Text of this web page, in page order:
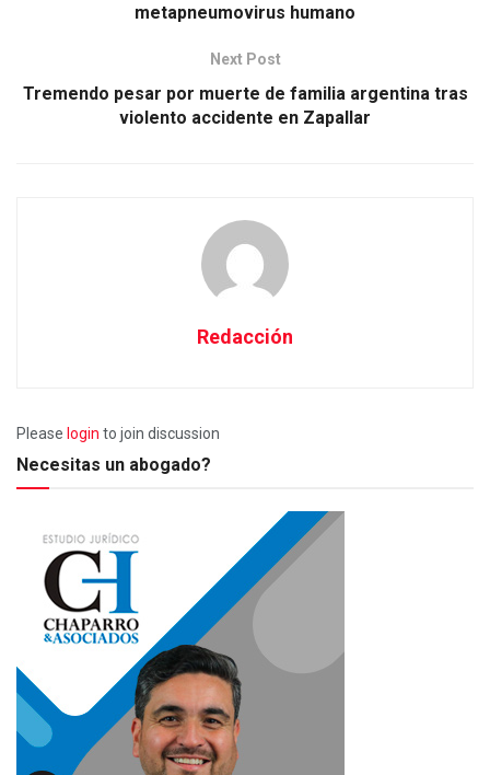
metapneumovirus humano
Next Post
Tremendo pesar por muerte de familia argentina tras
violento accidente en Zapallar
Redacción
Please login to join discussion
Necesitas un abogado?